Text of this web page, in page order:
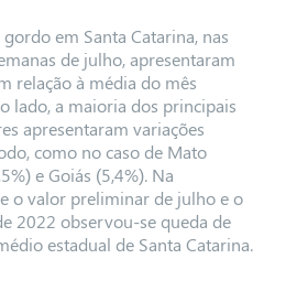
em Santa Catarina, nas
de julho, apresentaram
relação à média do mês
lado, a maioria dos principais
apresentaram variações
como no caso de Mato
e Goiás (5,4%). Na
o valor preliminar de julho e o
2022 observou-se queda de
estadual de Santa Catarina.